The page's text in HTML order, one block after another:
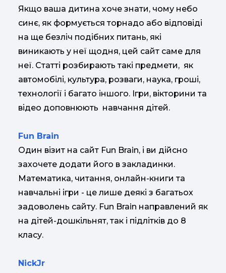
Якщо ваша дитина хоче знати, чому небо
синє, як формується торнадо або відповіді
на ще безліч подібних питань, які
виникають у неї щодня, цей сайт саме для
неї. Статті розбирають такі предмети, як
автомобілі, культура, розваги, наука, гроші,
технології і багато іншого. Ігри, вікторини та
відео доповнюють навчання дітей.
Fun Brain
Один візит на сайт Fun Brain, і ви дійсно
захочете додати його в закладинки.
Математика, читання, онлайн-книги та
навчальні ігри - це лише деякі з багатьох
задоволень сайту. Fun Brain направлений як
на дітей-дошкільнят, так і підлітків до 8
класу.
NickJr